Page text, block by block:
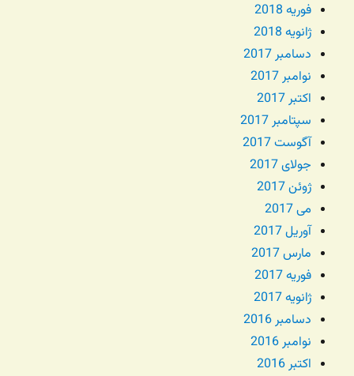
فوریه 2018
ژانویه 2018
دسامبر 2017
نوامبر 2017
اکتبر 2017
سپتامبر 2017
آگوست 2017
جولای 2017
ژوئن 2017
می 2017
آوریل 2017
مارس 2017
فوریه 2017
ژانویه 2017
دسامبر 2016
نوامبر 2016
اکتبر 2016